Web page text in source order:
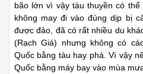
bão lớn vì vậy tàu thuyền có
không may đi vào đúng dịp bị
được đảo, đã có rất nhiều du
(Rạch Giá) nhưng không có
Quốc bằng tàu hay phà. Vì vậy
Quốc bằng máy bay vào mùa